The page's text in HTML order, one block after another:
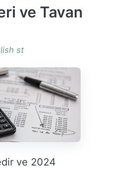
ve Tavan
st
ve 2024